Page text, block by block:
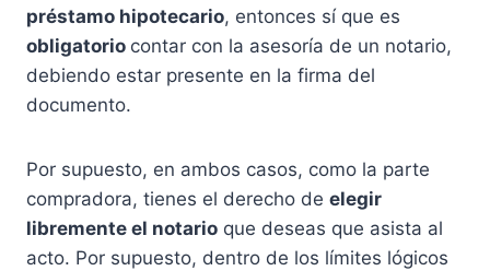
préstamo hipotecario, entonces sí que es
obligatorio contar con la asesoría de un notario,
debiendo estar presente en la firma del
documento.
Por supuesto, en ambos casos, como la parte
compradora, tienes el derecho de elegir
libremente el notario que deseas que asista al
acto. Por supuesto, dentro de los límites lógicos